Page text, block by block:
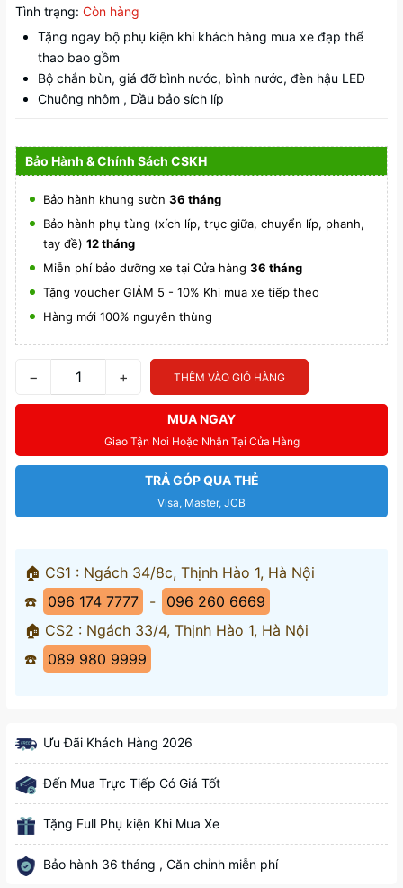
Tình trạng: Còn hàng
Tặng ngay bộ phụ kiện khi khách hàng mua xe đạp thể
thao bao gồm
Bộ chắn bùn, giá đỡ bình nước, bình nước, đèn hậu LED
Chuông nhôm , Dầu bảo sích líp
Bảo Hành & Chính Sách CSKH
Bảo hành khung sườn 36 tháng
Bảo hành phụ tùng (xích líp, trục giữa, chuyển líp, phanh,
tay đề) 12 tháng
Miễn phí bảo dưỡng xe tại Cửa hàng 36 tháng
Tặng voucher GIẢM 5 - 10% Khi mua xe tiếp theo
Hàng mới 100% nguyên thùng
− + THÊM VÀO GIỎ HÀNG
MUA NGAY
Giao Tận Nơi Hoặc Nhận Tại Cửa Hàng
TRẢ GÓP QUA THẺ
Visa, Master, JCB
🏠 CS1 : Ngách 34/8c, Thịnh Hào 1, Hà Nội
☎️
096 174 7777 -
096 260 6669
🏠 CS2 : Ngách 33/4, Thịnh Hào 1, Hà Nội
☎️
089 980 9999
Ưu Đãi Khách Hàng 2026
Đến Mua Trực Tiếp Có Giá Tốt
Tặng Full Phụ kiện Khi Mua Xe
Bảo hành 36 tháng , Căn chỉnh miễn phí